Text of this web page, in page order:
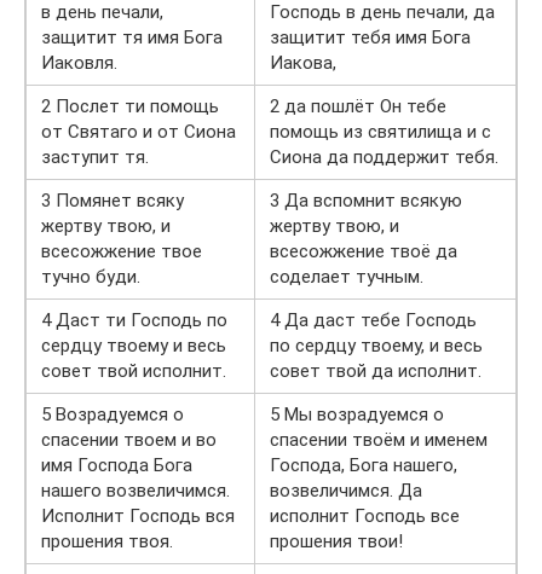
в день печали,
защитит тя имя Бога
Иаковля.
Господь в день печали, да
защитит тебя имя Бога
Иакова,
2 Послет ти помощь
от Святаго и от Сиона
заступит тя.
2 да пошлёт Он тебе
помощь из святилища и с
Сиона да поддержит тебя.
3 Помянет всяку
жертву твою, и
всесожжение твое
тучно буди.
3 Да вспомнит всякую
жертву твою, и
всесожжение твоё да
соделает тучным.
4 Даст ти Господь по
сердцу твоему и весь
совет твой исполнит.
4 Да даст тебе Господь
по сердцу твоему, и весь
совет твой да исполнит.
5 Возрадуемся о
спасении твоем и во
имя Господа Бога
нашего возвеличимся.
Исполнит Господь вся
прошения твоя.
5 Мы возрадуемся о
спасении твоём и именем
Господа, Бога нашего,
возвеличимся. Да
исполнит Господь все
прошения твои!